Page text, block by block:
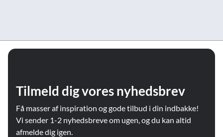
Tilmeld dig vores nyhedsbrev
Få masser af inspiration og gode tilbud i din indbakke!
Vi sender 1-2 nyhedsbreve om ugen, og du kan altid
afmelde dig igen.